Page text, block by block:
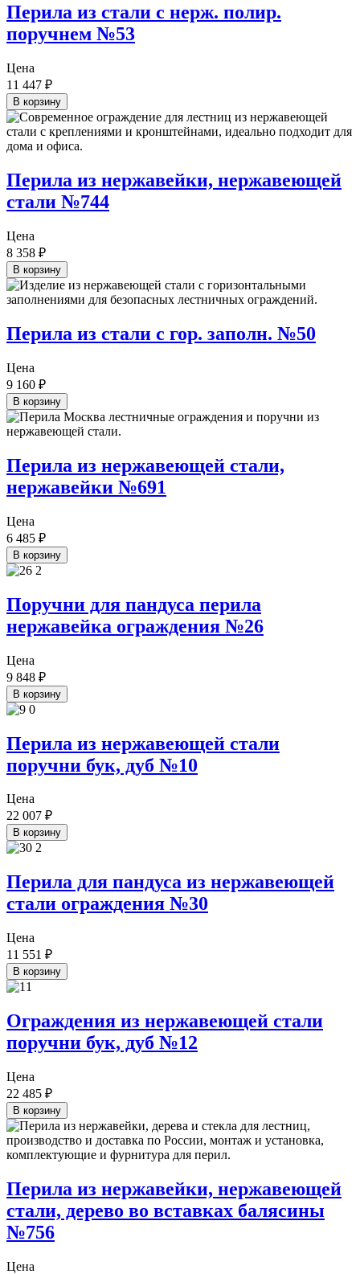
Перила из стали с нерж. полир.
поручнем №53
Цена
11 447 ₽
В корзину
Перила из нержавейки, нержавеющей
стали №744
Цена
8 358 ₽
В корзину
Перила из стали с гор. заполн. №50
Цена
9 160 ₽
В корзину
Перила из нержавеющей стали,
нержавейки №691
Цена
6 485 ₽
В корзину
Поручни для пандуса перила
нержавейка ограждения №26
Цена
9 848 ₽
В корзину
Перила из нержавеющей стали
поручни бук, дуб №10
Цена
22 007 ₽
В корзину
Перила для пандуса из нержавеющей
стали ограждения №30
Цена
11 551 ₽
В корзину
Ограждения из нержавеющей стали
поручни бук, дуб №12
Цена
22 485 ₽
В корзину
Перила из нержавейки, нержавеющей
стали, дерево во вставках балясины
№756
Цена